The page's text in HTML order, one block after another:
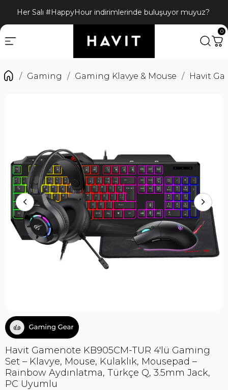
Her Salı #HappyHour indirimlerinde buluşuyor muyuz?
0
Gaming Gaming Klavye & Mouse
Havit Gamenote KB905CM-TUR 4'lü Gaming
Set – Klavye, Mouse, Kulaklık, Mousepad –
Rainbow Aydınlatma, Türkçe Q, 3.5mm Jack,
PC Uyumlu